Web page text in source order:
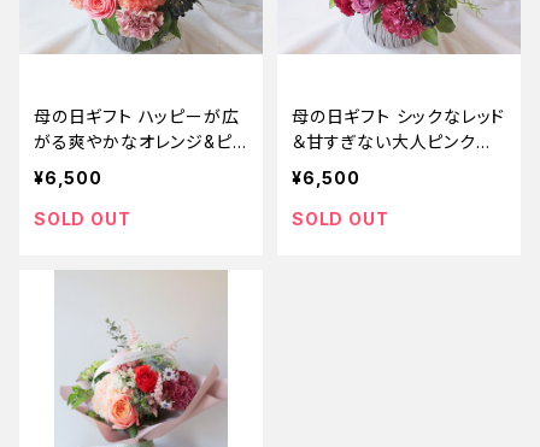
母の日ギフト ハッピーが広
がる爽やかなオレンジ&ピン
クのフラワーアレンジメント
¥6,500
SOLD OUT
母の日ギフト シックなレッド
＆甘すぎない大人ピンクの
フラワーアレンジメント
¥6,500
SOLD OUT